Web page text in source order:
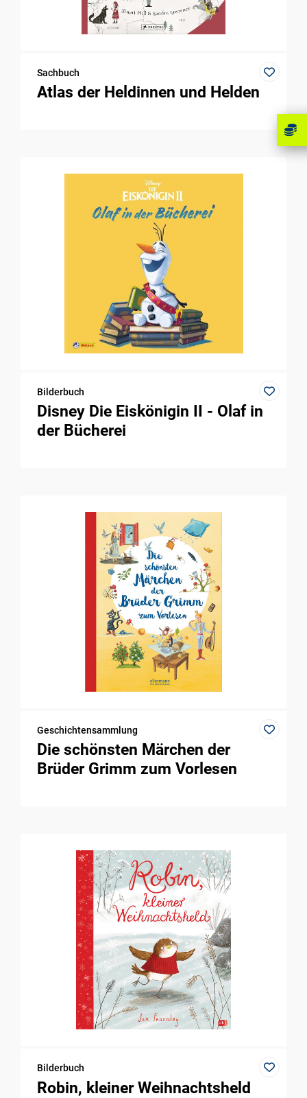
Sachbuch
Atlas der Heldinnen und Helden
Bilderbuch
Disney Die Eiskönigin II - Olaf in
der Bücherei
Geschichtensammlung
Die schönsten Märchen der
Brüder Grimm zum Vorlesen
Bilderbuch
Robin, kleiner Weihnachtsheld